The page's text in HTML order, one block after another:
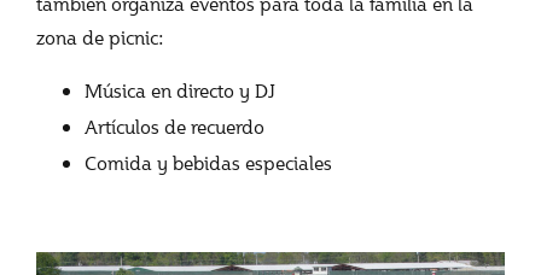
zona de picnic:
Música en directo y DJ
Artículos de recuerdo
Comida y bebidas especiales